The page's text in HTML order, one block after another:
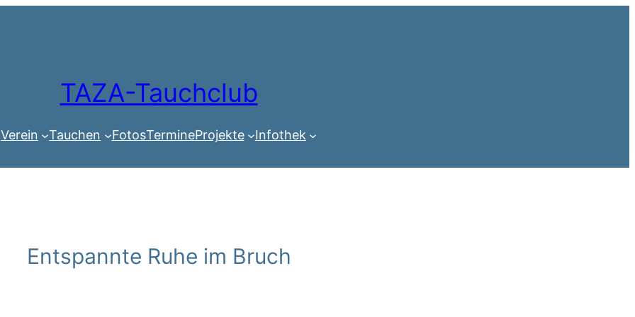
TAZA-Tauchclub
Verein Tauchen FotosTermineProjekte Infothek
Entspannte Ruhe im Bruch